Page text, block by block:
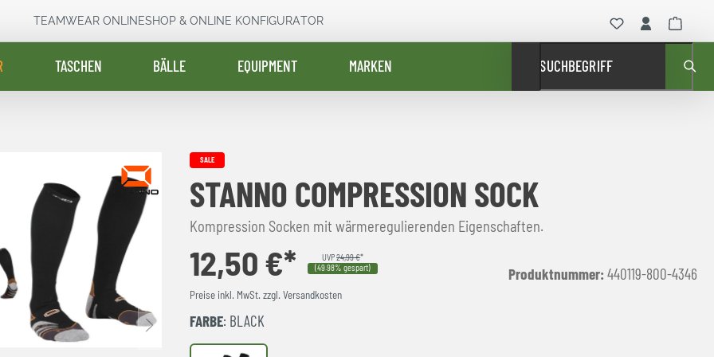
TEAMWEAR ONLINESHOP & ONLINE KONFIGURATOR
TASCHEN BÄLLE EQUIPMENT MARKEN SUCHBEGRIFF
SALE
STANNO COMPRESSION SOCK
Kompression Socken mit wärmeregulierenden Eigenschaften.
12,50 €* UVP24,99 €*
(49.98% gespart)
Preise inkl. MwSt. zzgl. Versandkosten
Produktnummer: 440119-800-4346
FARBE: BLACK